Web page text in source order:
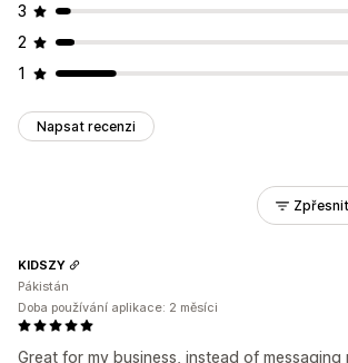
3
2
1
Napsat recenzi
Zpřesnit
Great for my business, instead of messaging
KIDSZY
Pákistán
Doba používání aplikace: 2 měsíci